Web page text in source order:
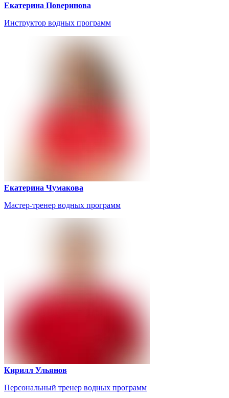
Екатерина Поверинова
Инструктор водных программ
Екатерина Чумакова
Мастер-тренер водных программ
Кирилл Ульянов
Персональный тренер водных программ